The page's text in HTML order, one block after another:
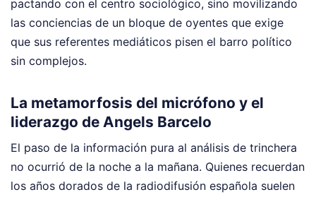
pactando con el centro sociológico, sino movilizando
las conciencias de un bloque de oyentes que exige
que sus referentes mediáticos pisen el barro político
sin complejos.
La metamorfosis del micrófono y el
liderazgo de Angels Barcelo
El paso de la información pura al análisis de trinchera
no ocurrió de la noche a la mañana. Quienes recuerdan
los años dorados de la radiodifusión española suelen